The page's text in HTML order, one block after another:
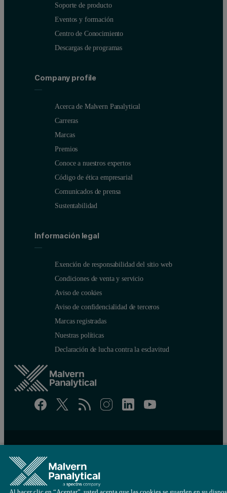
Soporte de producto
Eventos y formación
Centro de Conocimiento
Descargas de programas
Company profile
Acerca de Malvern Panalytical
Carreras
Marcas
Premios
Conoce a nuestros expertos
Código de ética empresarial
Comunicados de prensa
Sustentabilidad
Información legal
Exención de responsabilidad del sitio web
Condiciones de venta y servicio
Aviso de cookies
Aviso de confidencialidad de terceros
Marcas registradas
Nuestras políticas
Declaración de lucha contra la esclavitud
Cookie settings
© Copyright 2026 - Malvern Panalytical Ltd es una